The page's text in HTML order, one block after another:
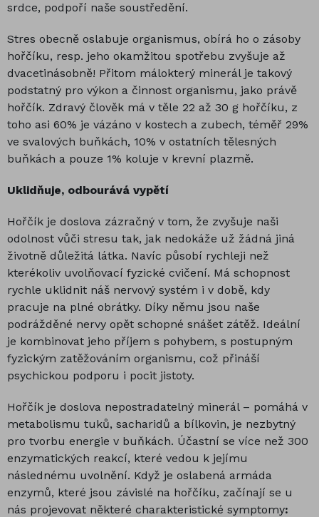
srdce, podpoří naše soustředění.
Stres obecně oslabuje organismus, obírá ho o zásoby
hořčíku, resp. jeho okamžitou spotřebu zvyšuje až
dvacetinásobně! Přitom málokterý minerál je takový
podstatný pro výkon a činnost organismu, jako právě
hořčík. Zdravý člověk má v těle 22 až 30 g hořčíku, z
toho asi 60% je vázáno v kostech a zubech, téměř 29%
ve svalových buňkách, 10% v ostatních tělesných
buňkách a pouze 1% koluje v krevní plazmě.
Uklidňuje, odbourává vypětí
Hořčík je doslova zázračný v tom, že zvyšuje naši
odolnost vůči stresu tak, jak nedokáže už žádná jiná
životně důležitá látka. Navíc působí rychleji než
kterékoliv uvolňovací fyzické cvičení. Má schopnost
rychle uklidnit náš nervový systém i v době, kdy
pracuje na plné obrátky. Díky němu jsou naše
podrážděné nervy opět schopné snášet zátěž. Ideální
je kombinovat jeho příjem s pohybem, s postupným
fyzickým zatěžováním organismu, což přináší
psychickou podporu i pocit jistoty.
Hořčík je doslova nepostradatelný minerál – pomáhá v
metabolismu tuků, sacharidů a bílkovin, je nezbytný
pro tvorbu energie v buňkách. Účastní se více než 300
enzymatických reakcí, které vedou k jejímu
následnému uvolnění. Když je oslabená armáda
enzymů, které jsou závislé na hořčíku, začínají se u
nás projevovat některé charakteristické symptomy: